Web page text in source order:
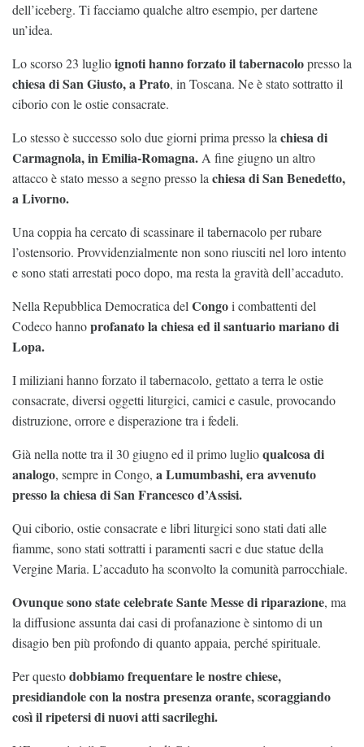
dell’iceberg. Ti facciamo qualche altro esempio, per dartene
un’idea.
Lo scorso 23 luglioignoti hanno forzato il tabernacolopresso la
chiesa di San Giusto, a Prato, in Toscana. Ne è stato sottratto il
ciborio con le ostie consacrate.
Lo stesso è successo solo due giorni prima presso la chiesa di
Carmagnola, in Emilia-Romagna. A fine giugno un altro
attacco è stato messo a segno presso la chiesa di San Benedetto,
a Livorno.
Una coppia ha cercato di scassinare il tabernacolo per rubare
l’ostensorio. Provvidenzialmente non sono riusciti nel loro intento
e sono stati arrestati poco dopo, ma resta la gravità dell’accaduto.
Nella Repubblica Democratica del Congoi combattenti del
Codeco hannoprofanato la chiesa ed il santuario mariano di
Lopa.
I miliziani hanno forzato il tabernacolo, gettato a terra le ostie
consacrate, diversi oggetti liturgici, camici e casule, provocando
distruzione, orrore e disperazione tra i fedeli.
Già nella notte tra il 30 giugno ed il primo luglioqualcosa di
analogo, sempre in Congo, a Lumumbashi,era avvenuto
presso la chiesa di San Francesco d’Assisi.
Qui ciborio, ostie consacrate e libri liturgici sono stati dati alle
fiamme, sono stati sottratti i paramenti sacri e due statue della
Vergine Maria. L’accaduto ha sconvolto la comunità parrocchiale.
Ovunque sono state celebrate Sante Messe di riparazione, ma
la diffusione assunta dai casi di profanazione è sintomo di un
disagio ben più profondo di quanto appaia, perché spirituale.
Per questodobbiamo frequentare le nostre chiese,
presidiandole con la nostra presenza orante, scoraggiando
così il ripetersi di nuovi atti sacrileghi.